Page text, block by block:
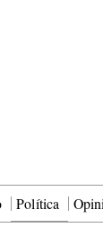
Política